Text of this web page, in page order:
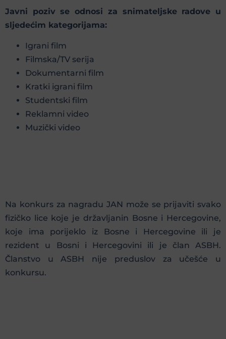
Javni poziv se odnosi za snimateljske radove u
sljedećim kategorijama:
Igrani film
Filmska/TV serija
Dokumentarni film
Kratki igrani film
Studentski film
Reklamni video
Muzički video
Na konkurs za nagradu JAN može se prijaviti svako
fizičko lice koje je državljanin Bosne i Hercegovine,
koje ima porijeklo iz Bosne i Hercegovine ili je
rezident u Bosni i Hercegovini ili je član ASBH.
Članstvo u ASBH nije preduslov za učešće u
konkursu.